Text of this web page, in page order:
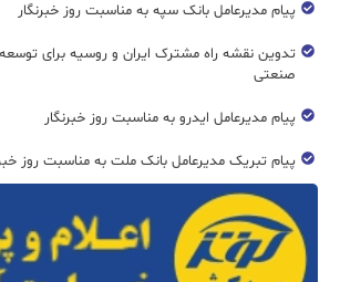
پیام مدیرعامل بانک سپه به مناسبت روز خبرنگار
تدوین نقشه راه مشترک ایران و روسیه برای
صنعتی
پیام مدیرعامل ایدرو به مناسبت روز خبرنگار
پیام تبریک مدیرعامل بانک ملت به مناسبت روز